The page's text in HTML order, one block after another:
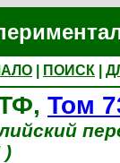
ПОИСК
Том
)